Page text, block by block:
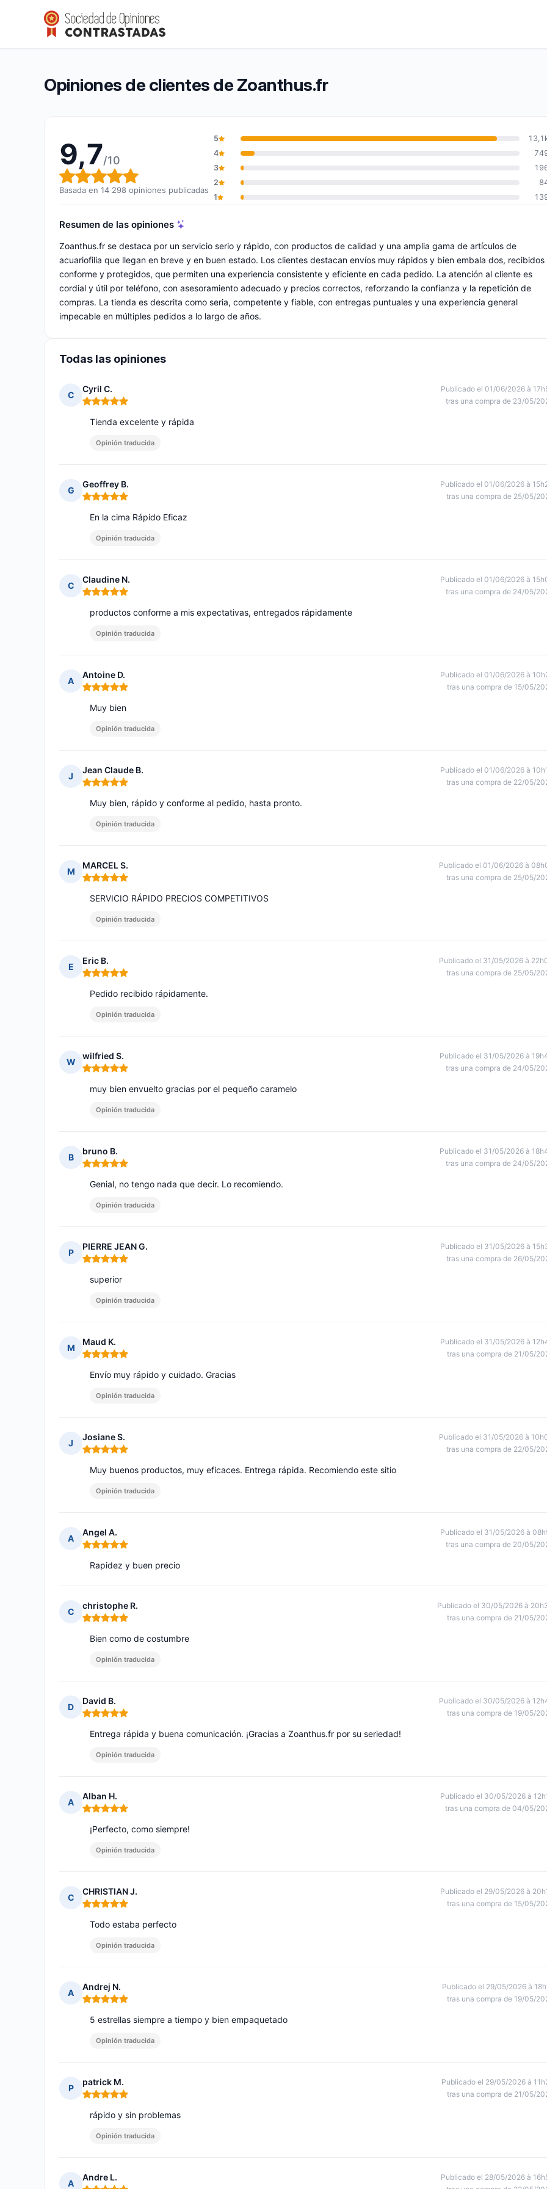
Zoanthus.fr
Calificación global: 9,7 de 10
9,7/10(14 298 opiniones)
Opiniones de clientes de Zoanthus.fr
9,7/10
Calificación global: 9,7 de 10
Basada en 14 298 opiniones publicadas
5
4
3
2
1
Resumen de las opiniones
Zoanthus.fr se destaca por un servicio serio y rápido, con productos de calidad y una amplia gama de artículos de
acuariofilia que llegan en breve y en buen estado. Los clientes destacan envíos muy rápidos y bien embala dos, recibidos
conforme y protegidos, que permiten una experiencia consistente y eficiente en cada pedido. La atención al cliente es
cordial y útil por teléfono, con asesoramiento adecuado y precios correctos, reforzando la confianza y la repetición de
compras. La tienda es descrita como seria, competente y fiable, con entregas puntuales y una experiencia general
impecable en múltiples pedidos a lo largo de años.
Todas las opiniones
C
Cyril C.
Nota: 5 de 5
Publicado el 01/06/2026 à
tras una compra de 23/05/
Tienda excelente y rápida
Opinión traducida
G
Geoffrey B.
Nota: 5 de 5
Publicado el 01/06/2026 à
tras una compra de 25/05/
En la cima Rápido Eficaz
Opinión traducida
C
Claudine N.
Nota: 5 de 5
Publicado el 01/06/2026 à
tras una compra de 24/05/
productos conforme a mis expectativas, entregados rápidamente
Opinión traducida
A
Antoine D.
Nota: 5 de 5
Publicado el 01/06/2026 à
tras una compra de 15/05/
Muy bien
Opinión traducida
J
Jean Claude B.
Nota: 5 de 5
Publicado el 01/06/2026 à
tras una compra de 22/05/
Muy bien, rápido y conforme al pedido, hasta pronto.
Opinión traducida
M
MARCEL S.
Nota: 5 de 5
Publicado el 01/06/2026 à
tras una compra de 25/05/
SERVICIO RÁPIDO PRECIOS COMPETITIVOS
Opinión traducida
E
Eric B.
Nota: 5 de 5
Publicado el 31/05/2026 à
tras una compra de 25/05/
Pedido recibido rápidamente.
Opinión traducida
W
wilfried S.
Nota: 5 de 5
Publicado el 31/05/2026 à
tras una compra de 24/05/
muy bien envuelto gracias por el pequeño caramelo
Opinión traducida
B
bruno B.
Nota: 5 de 5
Publicado el 31/05/2026 à
tras una compra de 24/05/
Genial, no tengo nada que decir. Lo recomiendo.
Opinión traducida
P
PIERRE JEAN G.
Nota: 5 de 5
Publicado el 31/05/2026 à
tras una compra de 26/05/
superior
Opinión traducida
M
Maud K.
Nota: 5 de 5
Publicado el 31/05/2026 à
tras una compra de 21/05/
Envío muy rápido y cuidado. Gracias
Opinión traducida
J
Josiane S.
Nota: 5 de 5
Publicado el 31/05/2026 à
tras una compra de 22/05/
Muy buenos productos, muy eficaces. Entrega rápida. Recomiendo este sitio
Opinión traducida
A
Angel A.
Nota: 5 de 5
Publicado el 31/05/2026 à
tras una compra de 20/05/
Rapidez y buen precio
C
christophe R.
Nota: 5 de 5
Publicado el 30/05/2026 à
tras una compra de 21/05/
Bien como de costumbre
Opinión traducida
D
David B.
Nota: 5 de 5
Publicado el 30/05/2026 à
tras una compra de 19/05/
Entrega rápida y buena comunicación. ¡Gracias a Zoanthus.fr por su seriedad!
Opinión traducida
A
Alban H.
Nota: 5 de 5
Publicado el 30/05/2026 à
tras una compra de 04/05/
¡Perfecto, como siempre!
Opinión traducida
C
CHRISTIAN J.
Nota: 5 de 5
Publicado el 29/05/2026 à
tras una compra de 15/05/
Todo estaba perfecto
Opinión traducida
A
Andrej N.
Nota: 5 de 5
Publicado el 29/05/2026 à
tras una compra de 19/05/
5 estrellas siempre a tiempo y bien empaquetado
Opinión traducida
P
patrick M.
Nota: 5 de 5
Publicado el 29/05/2026 à
tras una compra de 21/05/
rápido y sin problemas
Opinión traducida
A
Andre L.
Publicado el 28/05/2026 à